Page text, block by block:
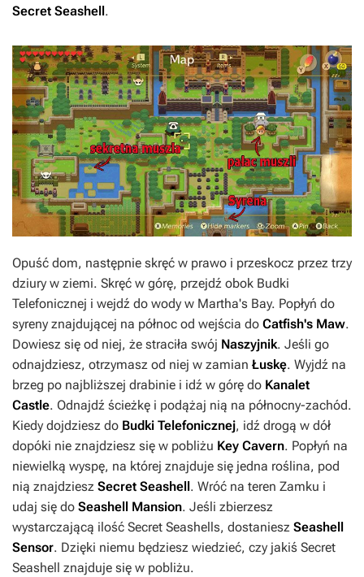
Secret Seashell.
Opuść dom, następnie skręć w prawo i przeskocz przez trzy
dziury w ziemi. Skręć w górę, przejdź obok Budki
Telefonicznej i wejdź do wody w Martha's Bay. Popłyń do
syreny znajdującej na północ od wejścia do Catfish's Maw.
Dowiesz się od niej, że straciła swój Naszyjnik. Jeśli go
odnajdziesz, otrzymasz od niej w zamian Łuskę. Wyjdź na
brzeg po najbliższej drabinie i idź w górę do Kanalet
Castle. Odnajdź ścieżkę i podążaj nią na północny-zachód.
Kiedy dojdziesz do Budki Telefonicznej, idź drogą w dół
dopóki nie znajdziesz się w pobliżu Key Cavern. Popłyń na
niewielką wyspę, na której znajduje się jedna roślina, pod
nią znajdziesz Secret Seashell . Wróć na teren Zamku i
udaj się do Seashell Mansion. Jeśli zbierzesz
wystarczającą ilość Secret Seashells, dostaniesz Seashell
Sensor. Dzięki niemu będziesz wiedzieć, czy jakiś Secret
Seashell znajduje się w pobliżu.